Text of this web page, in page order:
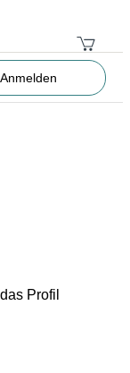
Anmelden
Profil